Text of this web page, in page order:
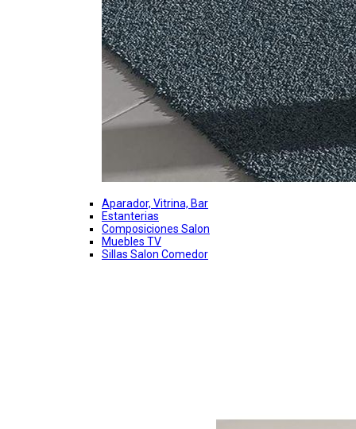
Aparador, Vitrina, Bar
Estanterias
Composiciones Salon
Muebles TV
Sillas Salon Comedor